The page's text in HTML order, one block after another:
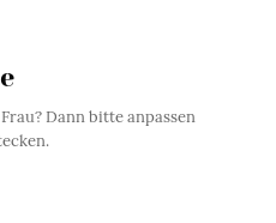
Dann bitte anpassen